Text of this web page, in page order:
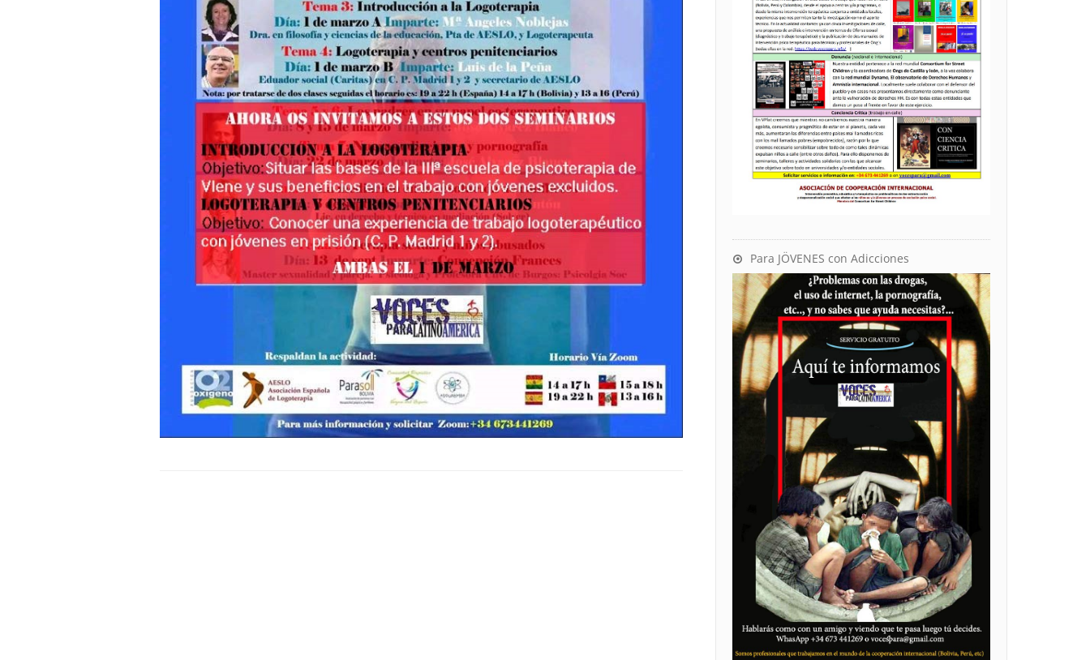
Para JÖVENES con Adicciones